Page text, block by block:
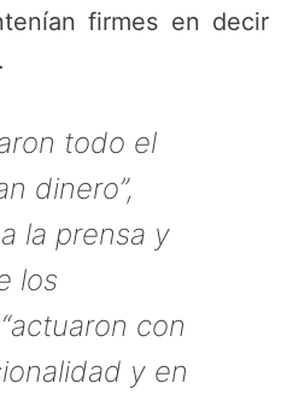
firmes en decir
todo el
dinero”,
la prensa y
los
con
y en